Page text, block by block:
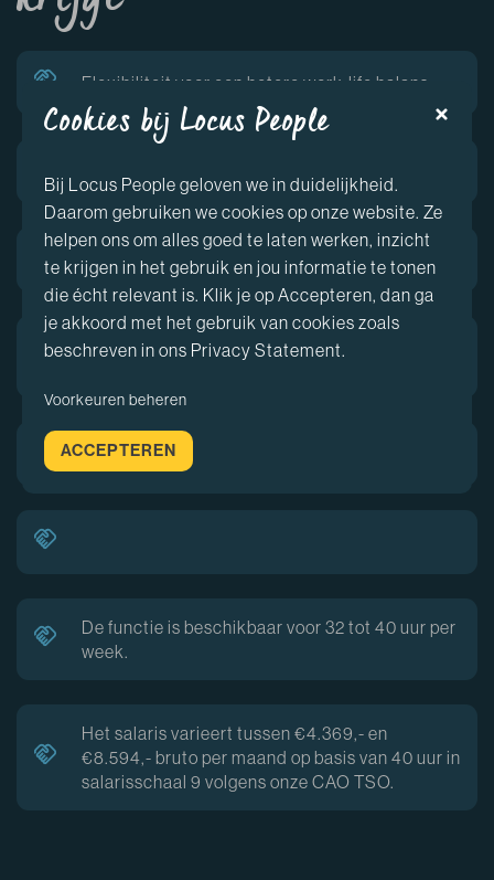
Flexibiliteit voor een betere work-life balans.
Inspirerende werkomgeving.
Uitstekende arbeidsvoorwaarden en
Mogelijkheden voor persoonlijke ontwikkeling.
De functie is beschikbaar voor 32 tot 40 uur per
week.
Het salaris varieert tussen €4.369,- en
€8.594,- bruto per maand op basis van 40 uur in
salarisschaal 9 volgens onze CAO TSO.
Cookies bij Locus People
Bij Locus People geloven we in duidelijkheid.
Daarom gebruiken we cookies op onze website. Ze
helpen ons om alles goed te laten werken, inzicht
te krijgen in het gebruik en jou informatie te tonen
die écht relevant is. Klik je op Accepteren, dan ga
je akkoord met het gebruik van cookies zoals
beschreven in ons Privacy Statement.
Voorkeuren beheren
ACCEPTEREN